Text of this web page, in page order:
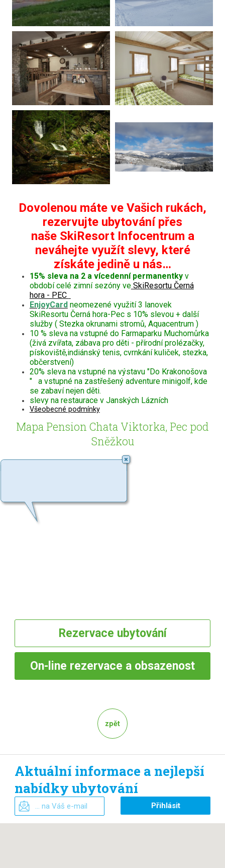
Dovolenou máte ve Vašich rukách,
rezervujte ubytování přes
naše SkiResort Infocentrum a
neváhejte využít slevy, které
získáte jedině u nás…
15% sleva na 2 a vícedenní permanentkyv
období celé zimní sezóny veSkiResortu Černá
hora - PEC
EnjoyCard neomezené využití 3 lanovek
SkiResortu Černá hora-Pec s 10% slevou + další
služby ( Stezka okrunami stromů, Aquacentrum )
10 % sleva na vstupné do Farmaparku Muchomůrka
(živá zvířata, zábava pro děti - přírodní prolézačky,
pískoviště,indiánský tenis, cvrnkání kuliček, stezka,
občerstvení)
20% sleva na vstupné na výstavu "Do Krakonošova
" a vstupné na zastřešený adventure minigolf, kde
se zabaví nejen děti.
slevy na restaurace v Janských Lázních
Všeobecné podmínky
Mapa Pension Chata Viktorka, Pec pod
Sněžkou
Rezervace ubytování
On-line rezervace a obsazenost
zpět
Aktuální informace a nejlepší
nabídky ubytování